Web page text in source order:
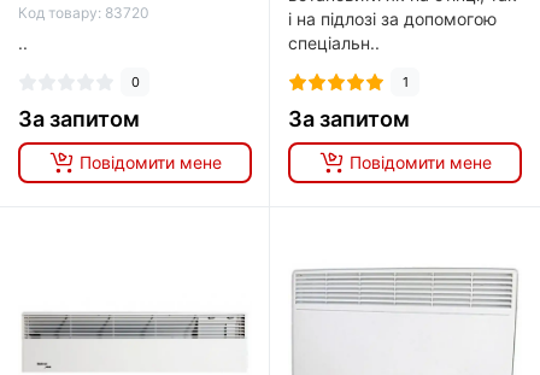
Код товару: 83720
..
0
За запитом
Повідомити мене
і на підлозі за допомогою
спеціальн..
1
За запитом
Повідомити мене